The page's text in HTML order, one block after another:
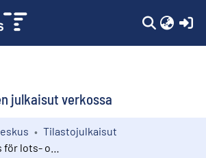
julkaisut verkossa
Tilastojulkaisut